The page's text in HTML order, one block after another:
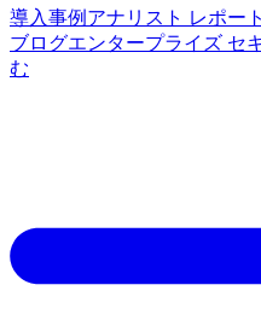
導入事例 アナリスト レポート
ブログエンタープライズ セ
む